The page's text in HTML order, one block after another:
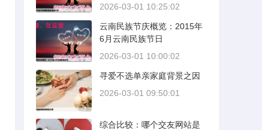
2026-03-01 10:25:02
云南民族节庆概览：2015年
6月云南民族节日
2026-03-01 10:00:02
寻爱不选单亲家庭背景之因
2026-03-01 09:50:01
综合比较：哪个交友网站是